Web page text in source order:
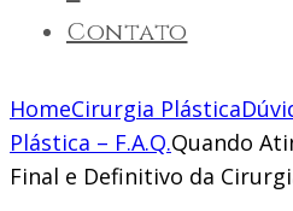
Contato
HomeCirurgia Plástica
Plástica – F.A.Q.Quando
Final e Definitivo da